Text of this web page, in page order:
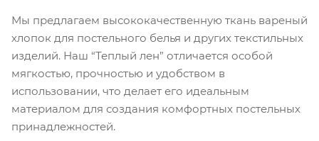
Мы предлагаем высококачественную ткань вареный
хлопок для постельного белья и других текстильных
изделий. Наш “Теплый лен” отличается особой
мягкостью, прочностью и удобством в
использовании, что делает его идеальным
материалом для создания комфортных постельных
принадлежностей.